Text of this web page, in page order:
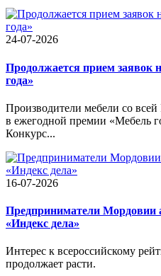
24-07-2026
Продолжается прием заявок
года»
Производители мебели со
в ежегодной премии «Мебель
Конкурс...
16-07-2026
Предприниматели Мордовии
«Индекс дела»
Интерес к всероссийскому
продолжает расти.